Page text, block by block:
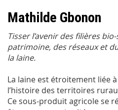
Mathilde Gbonon
Tisser l’avenir des filières
patrimoine, des réseaux et
la laine.
La laine est étroitement liée à
l’histoire des territoires
Ce sous-produit agricole se